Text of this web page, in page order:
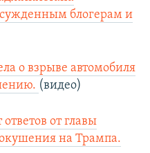
блогерам и
о взрыве автомобиля
(видео)
от главы
на Трампа.